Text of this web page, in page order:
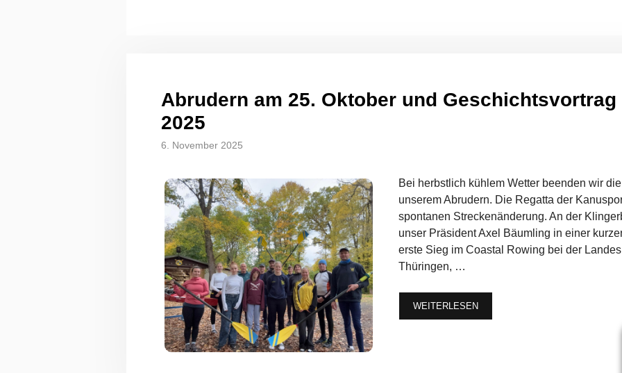
Abrudern am 25. Oktober und Geschichtsvortrag
2025
6. November 2025
Bei herbstlich kühlem Wetter beenden wir
unserem Abrudern. Die Regatta der
spontanen Streckenänderung. An der
unser Präsident Axel Bäumling in einer
erste Sieg im Coastal Rowing bei der
Thüringen, …
WEITERLESEN